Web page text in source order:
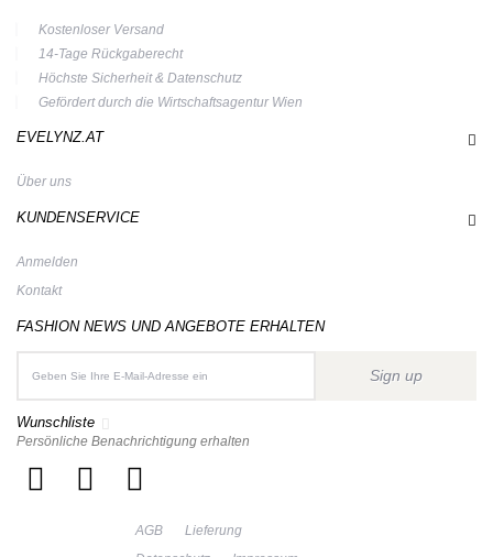
Kostenloser Versand
14-Tage Rückgaberecht
Höchste Sicherheit & Datenschutz
Gefördert durch die Wirtschaftsagentur Wien
EVELYNZ.AT
Über uns
KUNDENSERVICE
Anmelden
Kontakt
FASHION NEWS UND ANGEBOTE ERHALTEN
Sign up
Wunschliste
Persönliche Benachrichtigung erhalten
AGB
Lieferung